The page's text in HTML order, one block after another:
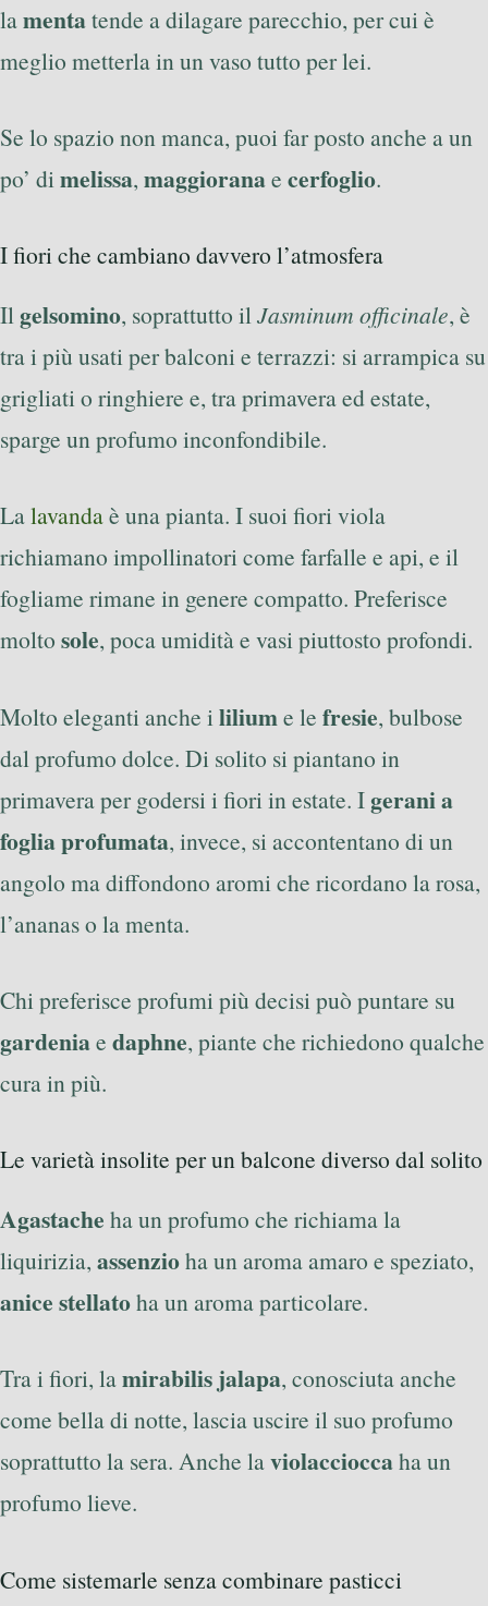
lamentatende a dilagare parecchio, per cui è
meglio metterla in un vaso tutto per lei.
Se lo spazio non manca, puoi far posto anche a un
po’ dimelissa, maggioranae cerfoglio.
I fiori che cambiano davvero l’atmosfera
Ilgelsomino, soprattutto ilJasminum officinale, è
tra i più usati per balconi e terrazzi: si arrampica su
grigliati o ringhiere e, tra primavera ed estate,
sparge un profumo inconfondibile.
Lalavandaè una pianta. I suoi fiori viola
richiamano impollinatori come farfalle e api, e il
fogliame rimane in genere compatto. Preferisce
molto sole, poca umidità e vasi piuttosto profondi.
Molto eleganti anche i liliume le fresie, bulbose
dal profumo dolce. Di solito si piantano in
primavera per godersi i fiori in estate. Igerani a
foglia profumata, invece, si accontentano di un
angolo ma diffondono aromi che ricordano la rosa,
l’ananas o la menta.
Chi preferisce profumi più decisi può puntare su
gardeniae daphne, piante che richiedono qualche
cura in più.
Le varietà insolite per un balcone diverso dal solito
Agastache ha un profumo che richiama la
liquirizia, assenzioha un aroma amaro e speziato,
anice stellatoha un aroma particolare.
Tra i fiori, lamirabilis jalapa, conosciuta anche
come bella di notte, lascia uscire il suo profumo
soprattutto la sera. Anche laviolaccioccaha un
profumo lieve.
Come sistemarle senza combinare pasticci